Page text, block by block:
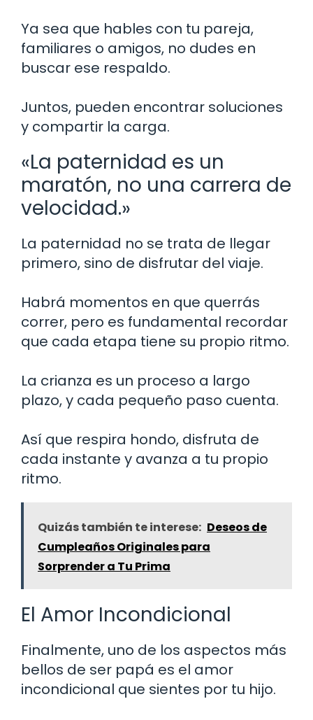
Ya sea que hables con tu pareja,
familiares o amigos, no dudes en
buscar ese respaldo.
Juntos, pueden encontrar soluciones
y compartir la carga.
«La paternidad es un
maratón, no una carrera de
velocidad.»
La paternidad no se trata de llegar
primero, sino de disfrutar del viaje.
Habrá momentos en que querrás
correr, pero es fundamental recordar
que cada etapa tiene su propio ritmo.
La crianza es un proceso a largo
plazo, y cada pequeño paso cuenta.
Así que respira hondo, disfruta de
cada instante y avanza a tu propio
ritmo.
Quizás también te interese: Deseos de
Cumpleaños Originales para
Sorprender a Tu Prima
El Amor Incondicional
Finalmente, uno de los aspectos más
bellos de ser papá es el amor
incondicional que sientes por tu hijo.